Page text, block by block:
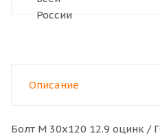
Описание
Болт M 30x120 12.9 оцинк /